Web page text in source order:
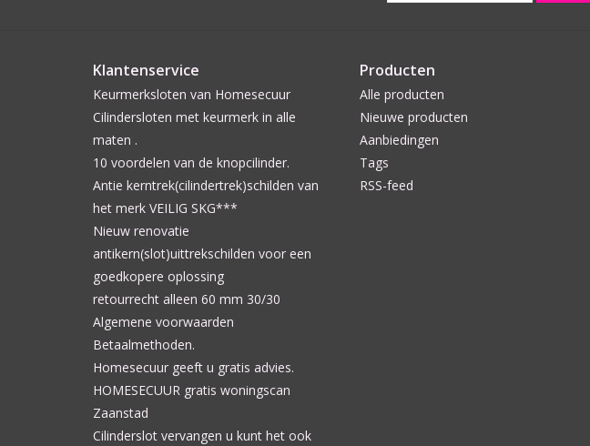
Klantenservice
Keurmerksloten van Homesecuur
Cilindersloten met keurmerk in alle
maten .
10 voordelen van de knopcilinder.
Antie kerntrek(cilindertrek)schilden van
het merk VEILIG SKG***
Nieuw renovatie
antikern(slot)uittrekschilden voor een
goedkopere oplossing
retourrecht alleen 60 mm 30/30
Algemene voorwaarden
Betaalmethoden.
Homesecuur geeft u gratis advies.
HOMESECUUR gratis woningscan
Zaanstad
Cilinderslot vervangen u kunt het ook
Producten
Alle producten
Nieuwe producten
Aanbiedingen
Tags
RSS-feed